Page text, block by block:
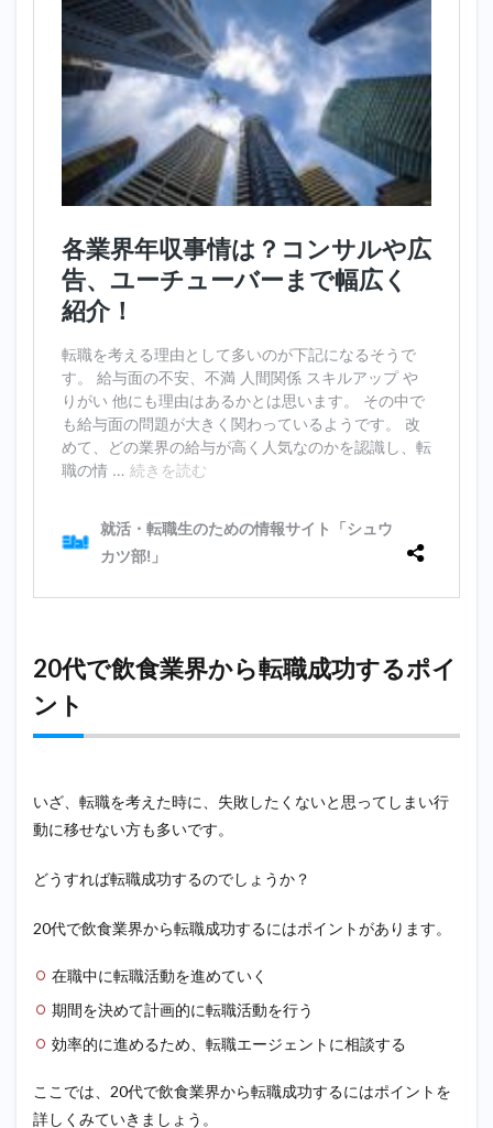
20代で飲食業界から転職成功するポイ
ント
いざ、転職を考えた時に、失敗したくないと思ってしまい行
動に移せない方も多いです。
どうすれば転職成功するのでしょうか？
20代で飲食業界から転職成功するにはポイントがあります。
在職中に転職活動を進めていく
期間を決めて計画的に転職活動を行う
効率的に進めるため、転職エージェントに相談する
ここでは、20代で飲食業界から転職成功するにはポイントを
詳しくみていきましょう。